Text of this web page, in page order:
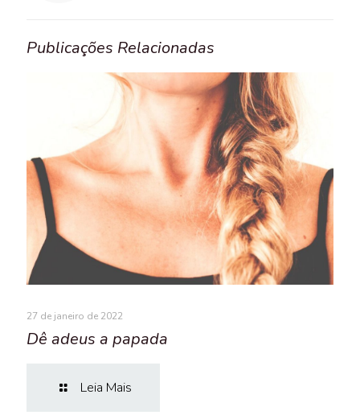
Publicações Relacionadas
27 de janeiro de 2022
Dê adeus a papada
Leia Mais